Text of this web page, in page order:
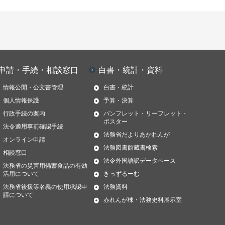
請・手続・相談窓口
情報公開・公文書管理
個人情報保護
行政手続の案内
法令適用事前確認手続
オンライン申請
相談窓口
法務省の災害用備蓄食品の有効
活用について
法務省後援等名義の使用承認申
請について
白書・統計・資料
白書・統計
予算・決算
パンフレット・リーフレット・
ポスター
法務省だよりあかれんが
法務図書館蔵書検索
法令外国語訳データベース
きっずるーむ
法務資料
赤れんが棟・法務史料展示室